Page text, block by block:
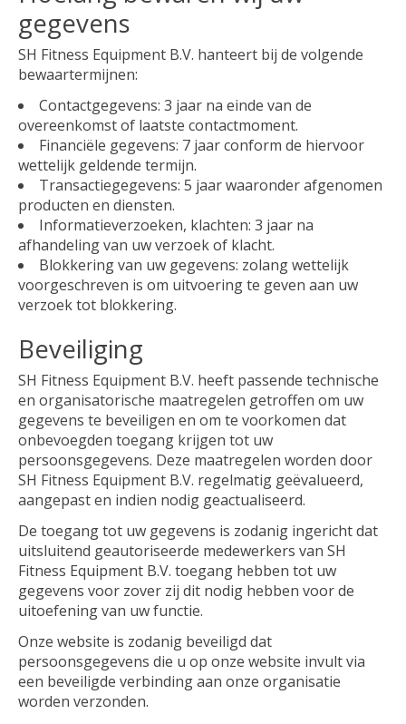
gegevens
SH Fitness Equipment B.V. hanteert bij de volgende
bewaartermijnen:
Contactgegevens: 3 jaar na einde van de
overeenkomst of laatste contactmoment.
Financiële gegevens: 7 jaar conform de hiervoor
wettelijk geldende termijn.
Transactiegegevens: 5 jaar waaronder afgenomen
producten en diensten.
Informatieverzoeken, klachten: 3 jaar na
afhandeling van uw verzoek of klacht.
Blokkering van uw gegevens: zolang wettelijk
voorgeschreven is om uitvoering te geven aan uw
verzoek tot blokkering.
Beveiliging
SH Fitness Equipment B.V. heeft passende technische
en organisatorische maatregelen getroffen om uw
gegevens te beveiligen en om te voorkomen dat
onbevoegden toegang krijgen tot uw
persoonsgegevens. Deze maatregelen worden door
SH Fitness Equipment B.V. regelmatig geëvalueerd,
aangepast en indien nodig geactualiseerd.
De toegang tot uw gegevens is zodanig ingericht dat
uitsluitend geautoriseerde medewerkers van SH
Fitness Equipment B.V. toegang hebben tot uw
gegevens voor zover zij dit nodig hebben voor de
uitoefening van uw functie.
Onze website is zodanig beveiligd dat
persoonsgegevens die u op onze website invult via
een beveiligde verbinding aan onze organisatie
worden verzonden.